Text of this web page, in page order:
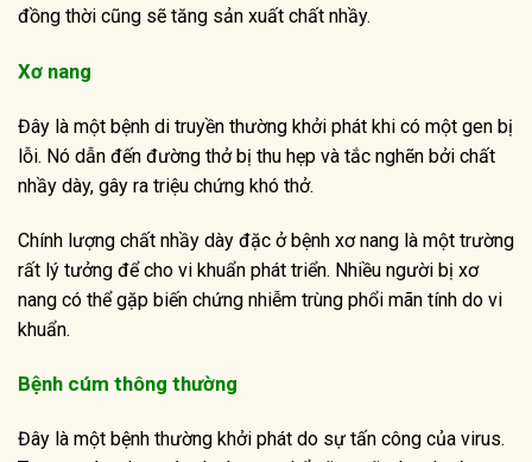
đồng thời cũng sẽ tăng sản xuất chất nhầy.
Xơ nang
Đây là một bệnh di truyền thường khởi phát khi có một gen bị
lỗi. Nó dẫn đến đường thở bị thu hẹp và tắc nghẽn bởi chất
nhầy dày, gây ra triệu chứng khó thở.
Chính lượng chất nhầy dày đặc ở bệnh xơ nang là một trường
rất lý tưởng để cho vi khuẩn phát triển. Nhiều người bị xơ
nang có thể gặp biến chứng nhiễm trùng phổi mãn tính do vi
khuẩn.
Bệnh cúm thông thường
Đây là một bệnh thường khởi phát do sự tấn công của virus.